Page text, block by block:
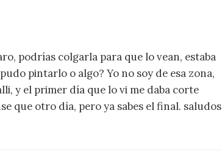
podrías colgarla para que lo vean, estaba
pintarlo o algo? Yo no soy de esa zona,
y el primer día que lo vi me daba corte
que otro día, pero ya sabes el final. saludos